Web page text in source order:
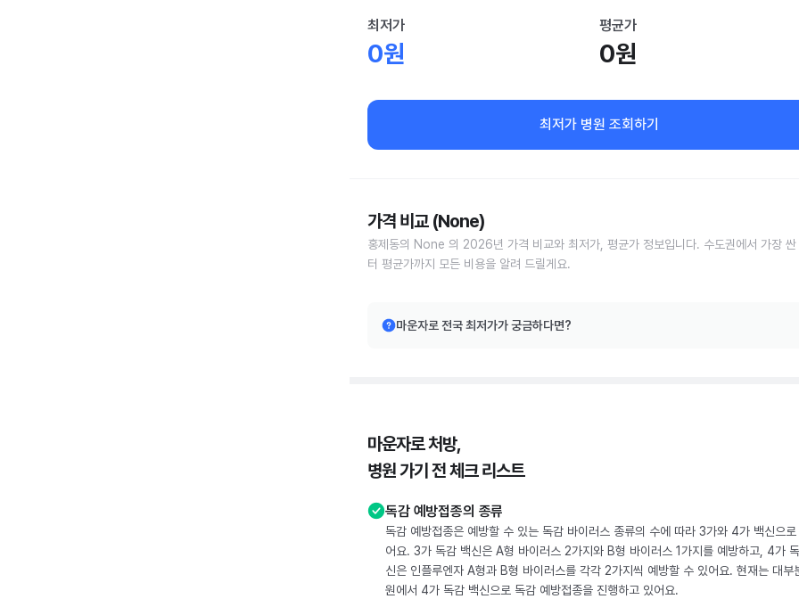
최저가
0원
평균가
0원
최저가 병원 조회하기
가격 비교 (None)
홍제동의 None 의 2026년 가격 비교와 최저가, 평균가 정보입니다. 수도권에서 가장 싼
터 평균가까지 모든 비용을 알려 드릴게요.
마운자로 전국 최저가가 궁금하다면?
마운자로 처방,
병원 가기 전 체크 리스트
독감 예방접종의 종류
독감 예방접종은 예방할 수 있는 독감 바이러스 종류의 수에 따라 3가와 4가 백신으로
어요. 3가 독감 백신은 A형 바이러스 2가지와 B형 바이러스 1가지를 예방하고, 4가
신은 인플루엔자 A형과 B형 바이러스를 각각 2가지씩 예방할 수 있어요. 현재는 대부
원에서 4가 독감 백신으로 독감 예방접종을 진행하고 있어요.